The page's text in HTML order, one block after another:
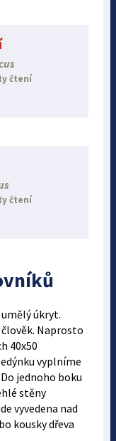
čtení
čtení
úkryt.
člověk. Naprosto
40x50
vyplníme
jednoho boku
stěny
vyvedena nad
kousky dřeva